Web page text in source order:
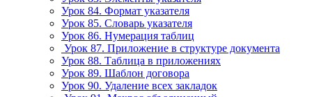
Урок 84. Формат указателя
Урок 85. Словарь указателя
Урок 86. Нумерация таблиц
Урок 87. Приложение в структуре документа
Урок 88. Таблица в приложениях
Урок 89. Шаблон договора
Урок 90. Удаление всех закладок